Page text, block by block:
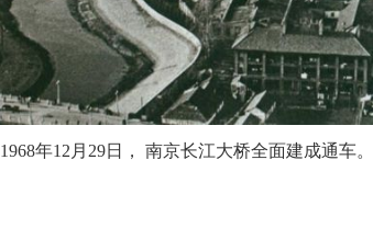
1968年12月29日， 南京长江大桥全面建成通车。